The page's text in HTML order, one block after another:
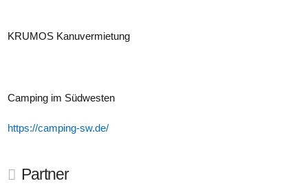
KRUMOS Kanuvermietung
Camping im Südwesten
https://camping-sw.de/
Partner